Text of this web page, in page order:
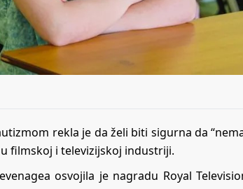
rekla je da želi biti sigurna da
filmskoj i televizijskoj industriji.
osvojila je nagradu Royal